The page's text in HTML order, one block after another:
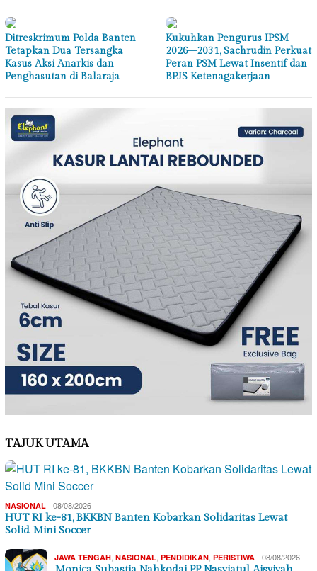
Ditreskrimum Polda Banten
Tetapkan Dua Tersangka
Kasus Aksi Anarkis dan
Penghasutan di Balaraja
Kukuhkan Pengurus IPSM
2026–2031, Sachrudin Perkuat
Peran PSM Lewat Insentif dan
BPJS Ketenagakerjaan
TAJUK UTAMA
NASIONAL 08/08/2026
HUT RI ke-81, BKKBN Banten Kobarkan Solidaritas Lewat
Solid Mini Soccer
JAWA TENGAH, NASIONAL, PENDIDIKAN, PERISTIWA 08/08/2026